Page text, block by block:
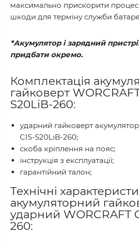
максимально прискорити
шкоди для терміну служби
*Акумулятор і зарядний
придбати окремо.
Комплектація
гайковерт
S20LiB-260:
ударний гайковерт
CIS-S20LiB-260;
скоба кріплення на пояс;
інструкція з експлуатації;
гарантійний талон;
Технічні
акумуляторний
ударний WORCRAFT
260: